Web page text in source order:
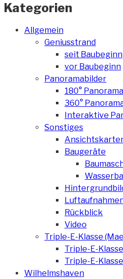
Kategorien
Allgemein
Geniusstrand
seit Baubeginn
vor Baubeginn
Panoramabilder
180° Panorama
360°
Interaktive
Sonstiges
Baugeräte
Rückblick
Video
Triple-E-Klasse
Triple-E-
Triple-E-
Wilhelmshaven